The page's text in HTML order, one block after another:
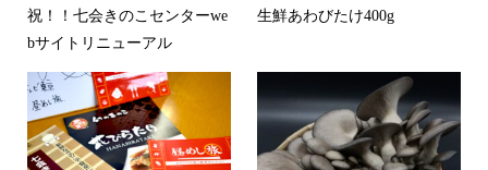
祝！！七会きのこセンターwe
bサイトリニューアル
生鮮あわびたけ400g